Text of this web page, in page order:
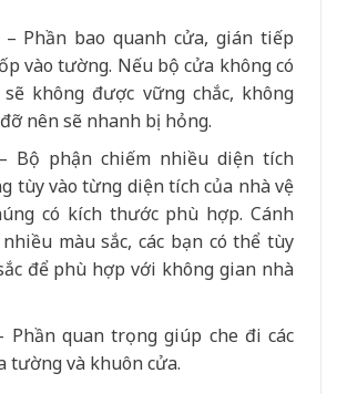
– Phần bao quanh cửa, gián tiếp
vào tường. Nếu bộ cửa không có
không được vững chắc, không
nên sẽ nhanh bị hỏng.
Bộ phận chiếm nhiều diện tích
tùy vào từng diện tích của nhà vệ
có kích thước phù hợp. Cánh
màu sắc, các bạn có thể tùy
để phù hợp với không gian nhà
Phần quan trọng giúp che đi các
tường và khuôn cửa.